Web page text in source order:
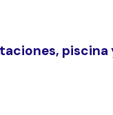
piscina